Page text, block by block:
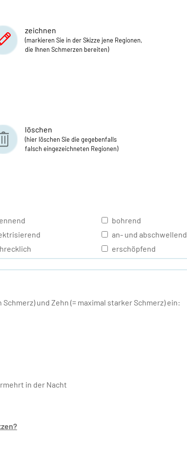
zeichnen
(markieren Sie in der Skizze jene Regionen,
die Ihnen Schmerzen bereiten)
löschen
(hier löschen Sie die gegebenfalls
falsch eingezeichneten Regionen)
bohrend
an- und abschwellend
erschöpfend
und Zehn (= maximal starker Schmerz) ein:
in der Nacht